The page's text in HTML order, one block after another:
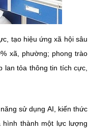
tạo hiệu ứng xã hội sâu
xã, phường; phong trào
lan tỏa thông tin tích cực,
sử dụng AI, kiến thức
thành một lực lượng